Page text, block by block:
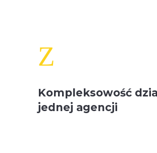
Z
Kompleksowość
jednej agencji